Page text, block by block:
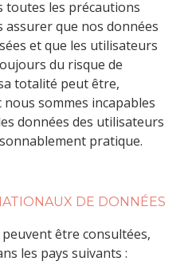
toutes les précautions
que nos données
et que les utilisateurs
du risque de
totalité peut être,
sommes incapables
données des utilisateurs
pratique.
DE DONNÉES
être consultées,
les pays suivants :